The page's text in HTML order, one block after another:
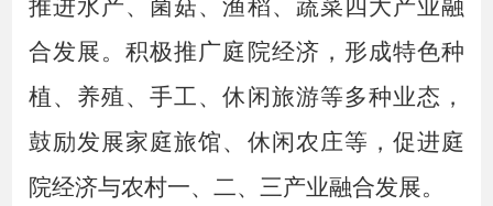
推进水产、菌菇、渔稻、蔬菜四大产业融
合发展。积极推广庭院经济 ， 形成特色种
植、养殖、手工、休闲旅游等多种业态，
鼓励发展家庭旅馆、休闲农庄等，促进庭
院经济与农村一、二、三产业融合发展。